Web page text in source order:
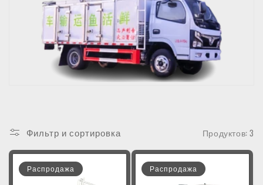
Фильтр и сортировка Продуктов: 3
Распродажа Распродажа